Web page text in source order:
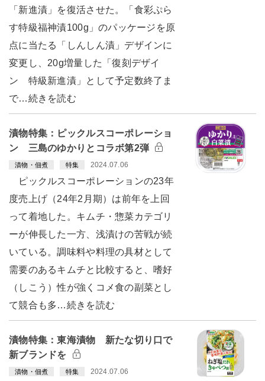
「新進漬」を復活させた。「食彩ぷら
す特級福神漬100g」のパッケージを原
点に当たる「しんしん漬」デザインに
変更し、20g増量した「復刻デザイ
ン 特級新進漬」として予定数終了ま
で…続きを読む
漬物特集：ピックルスコーポレーショ
ン 三島のゆかりとコラボ第2弾
漬物・佃煮 特集 2024.07.06
ピックルスコーポレーションの23年
度売上げ（24年2月期）は前年を上回
って着地した。キムチ・惣菜カテゴリ
ーが伸長した一方、浅漬けの苦戦が続
いている。調味料や料理の具材として
需要のあるキムチと比較すると、嗜好
（しこう）性が強くコメ食の副菜とし
て競合も多…続きを読む
漬物特集：東海漬物 新たな切り口で
新ブランドを
漬物・佃煮 特集 2024.07.06